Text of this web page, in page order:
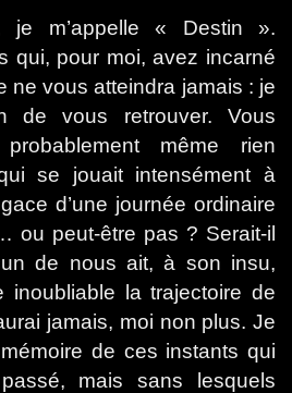
je m’appelle « Destin ».
qui, pour moi, avez incarné
ne vous atteindra jamais : je
de vous retrouver. Vous
même rien
se jouait intensément à
d’une journée ordinaire
ou peut-être pas ? Serait-il
de nous ait, à son insu,
inoubliable la trajectoire de
jamais, moi non plus. Je
de ces instants qui
mais sans lesquels